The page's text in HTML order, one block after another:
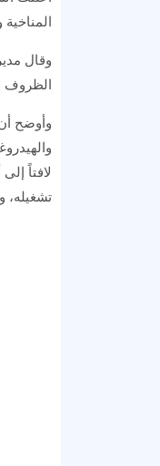
وقال
الظروف
وأوضح
لافتاً
تشغيله،